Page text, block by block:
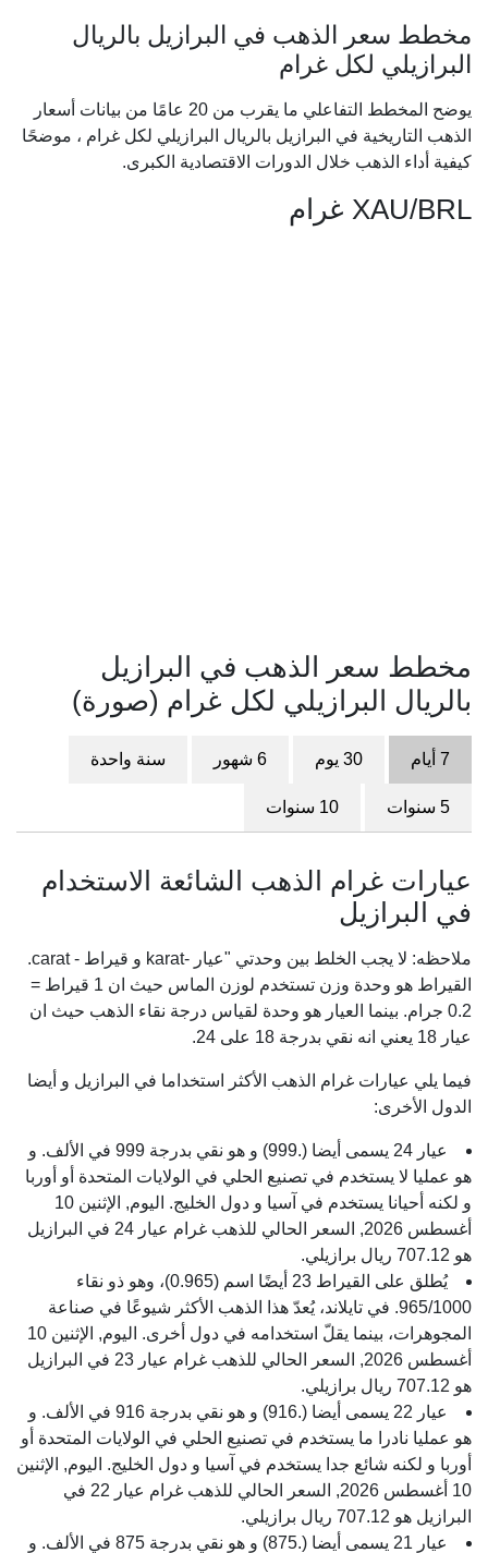
مخطط سعر الذهب في البرازيل بالريال
البرازيلي لكل غرام
يوضح المخطط التفاعلي ما يقرب من 20 عامًا من بيانات أسعار
الذهب التاريخية في البرازيل بالريال البرازيلي لكل غرام ، موضحًا
كيفية أداء الذهب خلال الدورات الاقتصادية الكبرى.
XAU/BRL غرام
مخطط سعر الذهب في البرازيل
بالريال البرازيلي لكل غرام (صورة)
7 أيام 30 يوم 6 شهور سنة واحدة
5 سنوات 10 سنوات
عيارات غرام الذهب الشائعة الاستخدام
في البرازيل
ملاحظه: لا يجب الخلط بين وحدتي "عيار -karat و قيراط - carat.
القيراط هو وحدة وزن تستخدم لوزن الماس حيث ان 1 قيراط =
0.2 جرام. بينما العيار هو وحدة لقياس درجة نقاء الذهب حيث ان
عيار 18 يعني انه نقي بدرجة 18 على 24.
فيما يلي عيارات غرام الذهب الأكثر استخداما في البرازيل و أيضا
الدول الأخرى:
عيار 24 يسمى أيضا (.999) و هو نقي بدرجة 999 في الألف. و
هو عمليا لا يستخدم في تصنيع الحلي في الولايات المتحدة أو أوربا
و لكنه أحيانا يستخدم في آسيا و دول الخليج. اليوم, الإثنين 10
أغسطس 2026, السعر الحالي للذهب غرام عيار 24 في البرازيل
هو 707.12 ريال برازيلي.
يُطلق على القيراط 23 أيضًا اسم (0.965)، وهو ذو نقاء
965/1000. في تايلاند، يُعدّ هذا الذهب الأكثر شيوعًا في صناعة
المجوهرات، بينما يقلّ استخدامه في دول أخرى. اليوم, الإثنين 10
أغسطس 2026, السعر الحالي للذهب غرام عيار 23 في البرازيل
هو 707.12 ريال برازيلي.
عيار 22 يسمى أيضا (.916) و هو نقي بدرجة 916 في الألف. و
هو عمليا نادرا ما يستخدم في تصنيع الحلي في الولايات المتحدة أو
أوربا و لكنه شائع جدا يستخدم في آسيا و دول الخليج. اليوم, الإثنين
10 أغسطس 2026, السعر الحالي للذهب غرام عيار 22 في
البرازيل هو 707.12 ريال برازيلي.
عيار 21 يسمى أيضا (.875) و هو نقي بدرجة 875 في الألف. و